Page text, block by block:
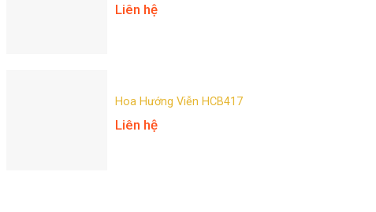
Liên hệ
Hoa Hướng Viễn HCB417
Liên hệ